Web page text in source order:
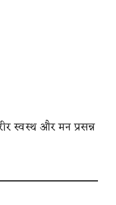
स्वस्थ और मन प्रसन्न